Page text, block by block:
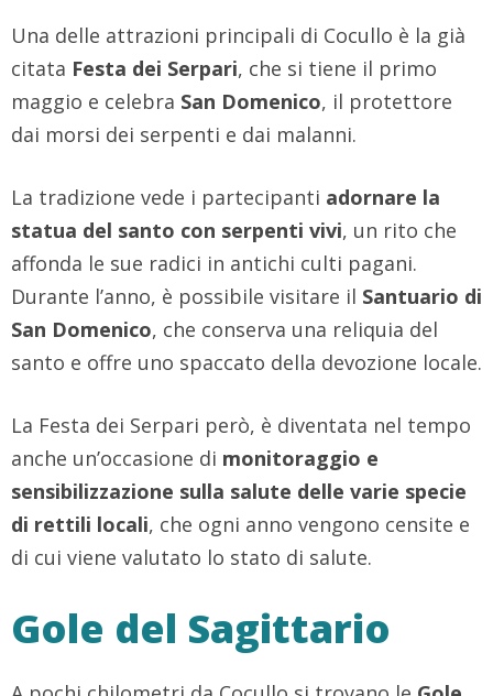
Una delle attrazioni principali di Cocullo è la già
citata Festa dei Serpari, che si tiene il primo
maggio e celebra San Domenico, il protettore
dai morsi dei serpenti e dai malanni.
La tradizione vede i partecipanti adornare la
statua del santo con serpenti vivi, un rito che
affonda le sue radici in antichi culti pagani.
Durante l’anno, è possibile visitare il Santuario di
San Domenico, che conserva una reliquia del
santo e offre uno spaccato della devozione locale.
La Festa dei Serpari però, è diventata nel tempo
anche un’occasione di monitoraggio e
sensibilizzazione sulla salute delle varie specie
di rettili locali, che ogni anno vengono censite e
di cui viene valutato lo stato di salute.
Gole del Sagittario